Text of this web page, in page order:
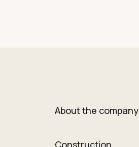
About the company
Construction